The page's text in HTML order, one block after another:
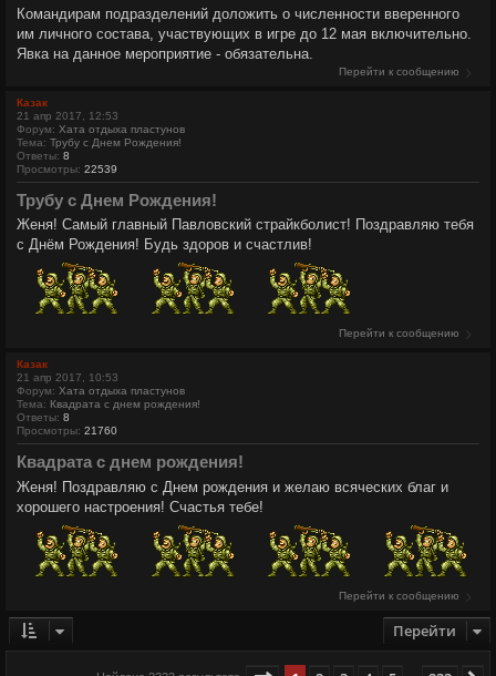
Командирам подразделений доложить о численности вверенного
им личного состава, участвующих в игре до 12 мая включительно.
Явка на данное мероприятие - обязательна.
Перейти к сообщению
Казак
21 апр 2017, 12:53
Форум: Хата отдыха пластунов
Тема: Трубу с Днем Рождения!
Ответы: 8
Просмотры: 22539
Трубу с Днем Рождения!
Женя! Самый главный Павловский страйкболист! Поздравляю тебя
с Днём Рождения! Будь здоров и счастлив!
Перейти к сообщению
Казак
21 апр 2017, 10:53
Форум: Хата отдыха пластунов
Тема: Квадрата с днем рождения!
Ответы: 8
Просмотры: 21760
Квадрата с днем рождения!
Женя! Поздравляю с Днем рождения и желаю всяческих благ и
хорошего настроения! Счастья тебе!
Перейти к сообщению
Перейти